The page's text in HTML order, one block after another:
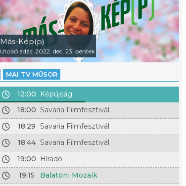
Más-Kép(p)
Utolsó adás: 2022. dec. 23. péntek
MAI TV MŰSOR
12:00
Képújság
18:00 Savaria Filmfesztivál
18:29 Savaria Filmfesztivál
18:44 Savaria Filmfesztivál
19:00
Híradó
19:15
Balatoni Mozaik